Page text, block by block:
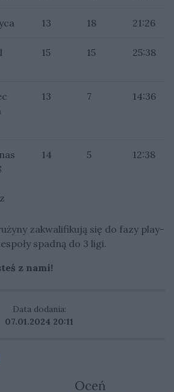
13 18 21:26
15 15 25:38
13 7 14:36
14 5 12:38
zakwalifikują się do fazy play-
spadną do 3 ligi.
z nami!
Data dodania:
07.01.2024 20:11
Oceń